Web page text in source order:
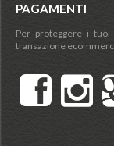
PAGAMENTI
Per proteggere i tuoi
transazione